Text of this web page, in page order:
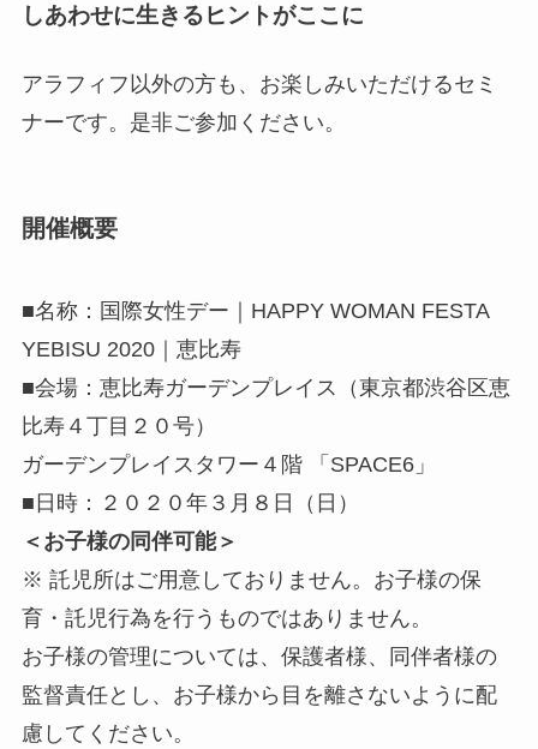
しあわせに生きるヒントがここに
アラフィフ以外の方も、お楽しみいただけるセミ
ナーです。是非ご参加ください。
開催概要
■名称：国際女性デー｜HAPPY WOMAN FESTA
YEBISU 2020｜恵比寿
■会場：恵比寿ガーデンプレイス（東京都渋谷区恵
比寿４丁目２０号）
ガーデンプレイスタワー４階 「SPACE6」
■日時：２０２０年３月８日（日）
＜お子様の同伴可能＞
※ 託児所はご用意しておりません。お子様の保
育・託児行為を行うものではありません。
お子様の管理については、保護者様、同伴者様の
監督責任とし、お子様から目を離さないように配
慮してください。